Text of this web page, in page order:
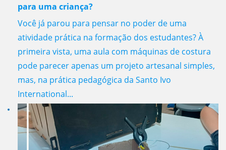
para uma criança?
Você já parou para pensar no poder de uma
atividade prática na formação dos estudantes? À
primeira vista, uma aula com máquinas de costura
pode parecer apenas um projeto artesanal simples,
mas, na prática pedagógica da Santo Ivo
International...